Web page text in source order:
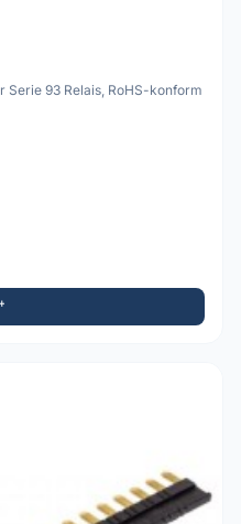
Serie 93 Relais, RoHS-konform